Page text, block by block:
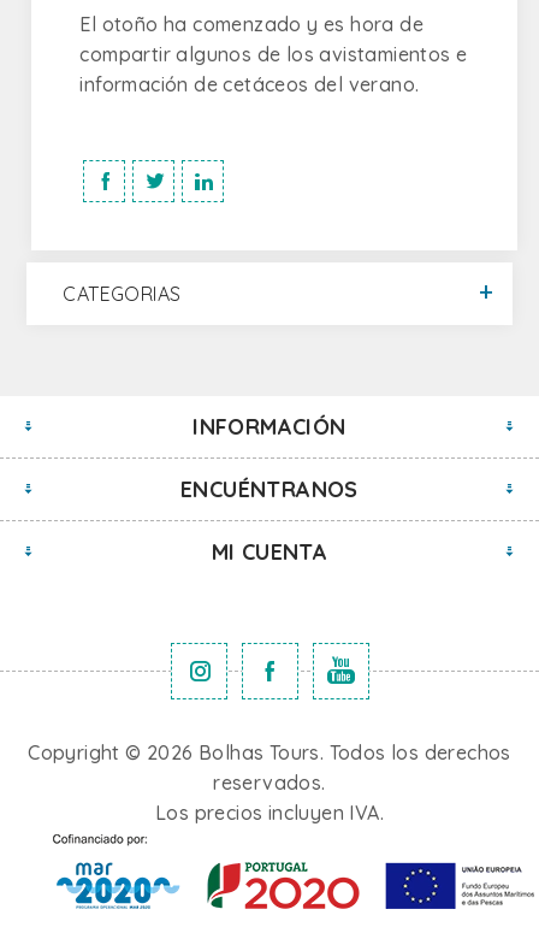
El otoño ha comenzado y es hora de
compartir algunos de los avistamientos e
información de cetáceos del verano.
CATEGORIAS
INFORMACIÓN
ENCUÉNTRANOS
MI CUENTA
Copyright © 2026 Bolhas Tours. Todos los derechos
reservados.
Los precios incluyen IVA.